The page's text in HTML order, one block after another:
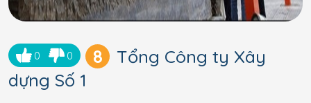
0 0 8
Tổng Công ty Xây
dựng Số 1